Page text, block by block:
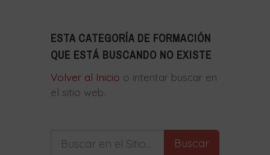
ESTA CATEGORÍA DE FORMACIÓN
QUE ESTÁ BUSCANDO NO EXISTE
Volver al Inicio o intentar buscar en
el sitio web.
Buscar